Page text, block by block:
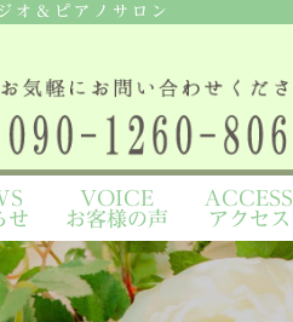
オ＆ピアノサロン
せ
VOICE
お客様の声
ACCESS
アクセス